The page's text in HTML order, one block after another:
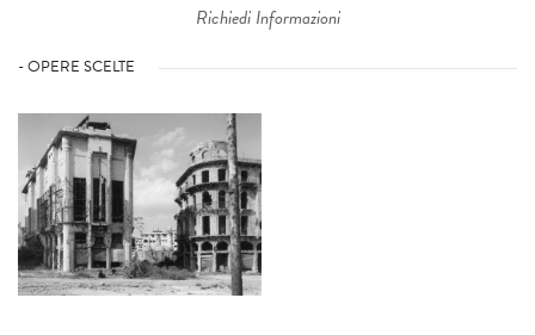
Richiedi Informazioni
- OPERE SCELTE